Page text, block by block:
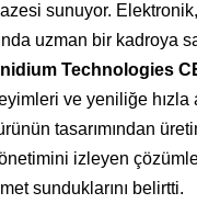
sunuyor. Elektronik,
uzman bir kadroya
Technologies
ve yeniliğe hızla
tasarımından
izleyen
sunduklarını belirtti.